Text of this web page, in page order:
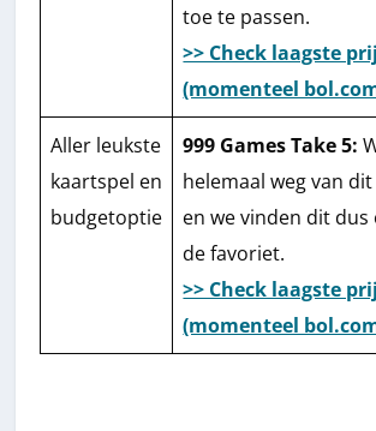
toe te passen.
>> Check laagste
(momenteel
Aller leukste
kaartspel en
budgetoptie
999 Games Take 5:
helemaal weg van
en we vinden dit
de favoriet.
>> Check laagste
(momenteel